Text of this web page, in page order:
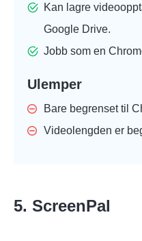
Kan lagre
Google Drive.
Jobb som en
Ulemper
Bare begrenset til
Videolengden er
5. ScreenPal